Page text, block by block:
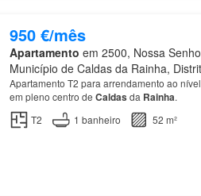
950 €/mês
Apartamento em 2500, Nossa
Município de Caldas da Rainha,
Apartamento T2 para arrendamento ao
em pleno centro de Caldas da Rainha.
T2
1 banheiro 52 m²